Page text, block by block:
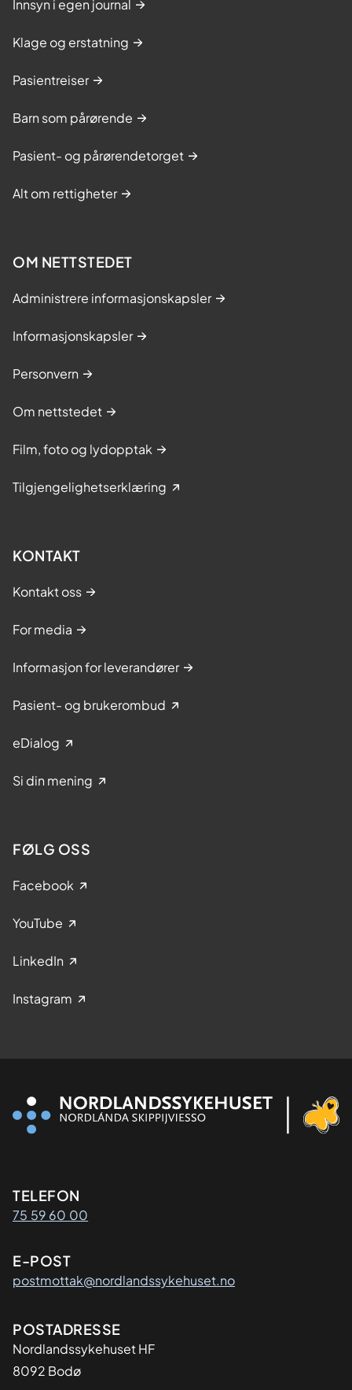
Innsyn i egen journal
Klage og erstatning
Pasientreiser
Barn som pårørende
Pasient- og pårørendetorget
Alt om rettigheter
OM NETTSTEDET
Administrere informasjonskapsler
Informasjonskapsler
Personvern
Om nettstedet
Film, foto og lydopptak
Tilgjengelighetserklæring
KONTAKT
Kontakt oss
For media
Informasjon for leverandører
Pasient- og brukerombud
eDialog
Si din mening
FØLG OSS
Facebook
YouTube
LinkedIn
Instagram
Kontaktinformasjon
TELEFON
75 59 60 00
E-POST
postmottak@nordlandssykehuset.no
Adresse
POSTADRESSE
Nordlandssykehuset HF
8092 Bodø